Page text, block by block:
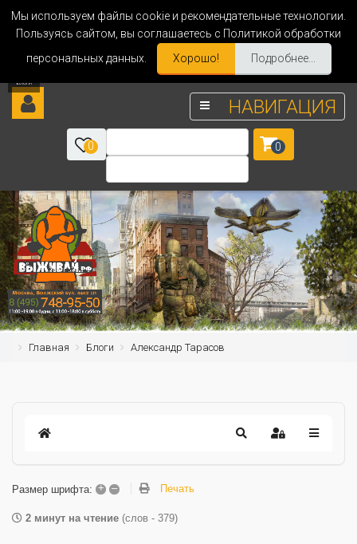
Мы используем файлы cookie и рекомендательные технологии.
Пользуясь сайтом, вы соглашаетесь с Политикой обработки
персональных данных.
Хорошо! Подробнее...
НАВИГАЦИЯ
0 0
Главная Блоги Александр Тарасов
Размер шрифта: + – Печать
2 минут на чтение (слов - 379)